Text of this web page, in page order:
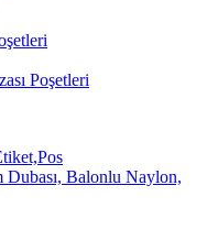
Poşetleri